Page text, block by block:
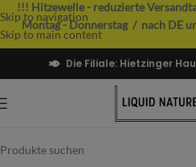
Skip to navigation
Skip to main content
!!! Hitzewelle - reduzierte
Montag - Donnerstag / nach DE
Die Filiale: Hietzinger